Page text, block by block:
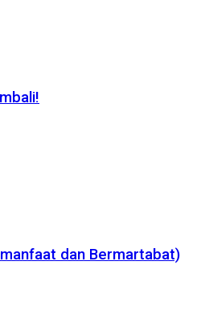
dan Bermartabat)